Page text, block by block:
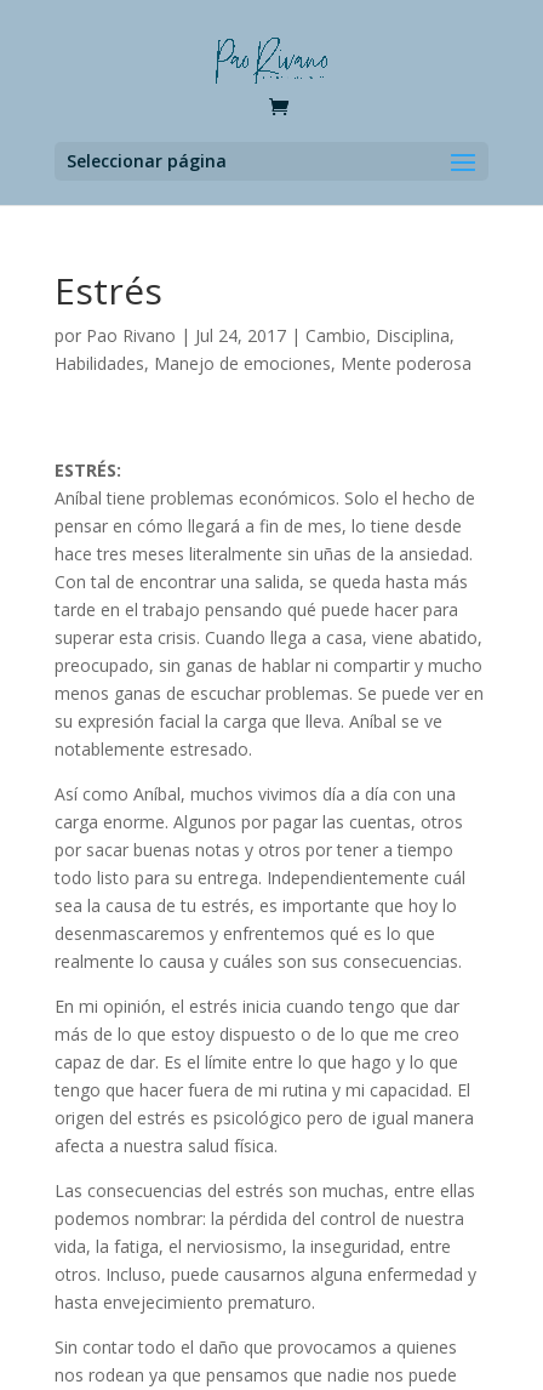
Seleccionar página
Estrés
por Pao Rivano | Jul 24, 2017| Cambio, Disciplina,
Habilidades, Manejo de emociones, Mente poderosa
ESTRÉS:
Aníbal tiene problemas económicos. Solo el hecho de
pensar en cómo llegará a fin de mes, lo tiene desde
hace tres meses literalmente sin uñas de la ansiedad.
Con tal de encontrar una salida, se queda hasta más
tarde en el trabajo pensando qué puede hacer para
superar esta crisis. Cuando llega a casa, viene abatido,
preocupado, sin ganas de hablar ni compartir y mucho
menos ganas de escuchar problemas. Se puede ver en
su expresión facial la carga que lleva. Aníbal se ve
notablemente estresado.
Así como Aníbal, muchos vivimos día a día con una
carga enorme. Algunos por pagar las cuentas, otros
por sacar buenas notas y otros por tener a tiempo
todo listo para su entrega. Independientemente cuál
sea la causa de tu estrés, es importante que hoy lo
desenmascaremos y enfrentemos qué es lo que
realmente lo causa y cuáles son sus consecuencias.
En mi opinión, el estrés inicia cuando tengo que dar
más de lo que estoy dispuesto o de lo que me creo
capaz de dar. Es el límite entre lo que hago y lo que
tengo que hacer fuera de mi rutina y mi capacidad. El
origen del estrés es psicológico pero de igual manera
afecta a nuestra salud física.
Las consecuencias del estrés son muchas, entre ellas
podemos nombrar: la pérdida del control de nuestra
vida, la fatiga, el nerviosismo, la inseguridad, entre
otros. Incluso, puede causarnos alguna enfermedad y
hasta envejecimiento prematuro.
Sin contar todo el daño que provocamos a quienes
nos rodean ya que pensamos que nadie nos puede